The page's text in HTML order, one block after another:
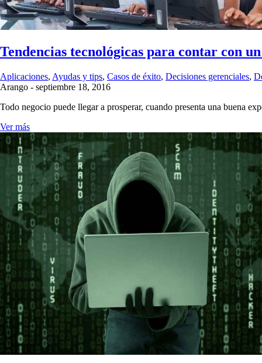
Tendencias tecnológicas para contar con
Aplicaciones, Ayudas y tips, Casos de éxito, Decisiones gerenciales,
Arango - septiembre 18, 2016
Todo negocio puede llegar a prosperar, cuando presenta una buena
Ver más